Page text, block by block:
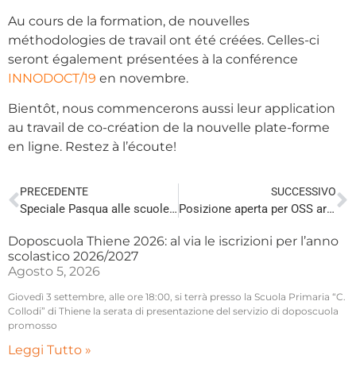
Au cours de la formation, de nouvelles
méthodologies de travail ont été créées. Celles-ci
seront également présentées à la conférence
INNODOCT/19 en novembre.
Bientôt, nous commencerons aussi leur application
au travail de co-création de la nouvelle plate-forme
en ligne. Restez à l’écoute!
PRECEDENTE
Speciale Pasqua alle scuole di Thiene!
SUCCESSIVO
Posizione aperta per OSS area disabilità/area anziani
Doposcuola Thiene 2026: al via le iscrizioni per l’anno
scolastico 2026/2027
Agosto 5, 2026
Giovedì 3 settembre, alle ore 18:00, si terrà presso la Scuola Primaria “C.
Collodi” di Thiene la serata di presentazione del servizio di doposcuola
promosso
Leggi Tutto »